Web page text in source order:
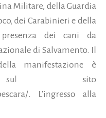
Militare, della Guardia
dei Carabinieri e della
dei cani da
di Salvamento. Il
manifestazione è
sul sito
. L’ingresso alla